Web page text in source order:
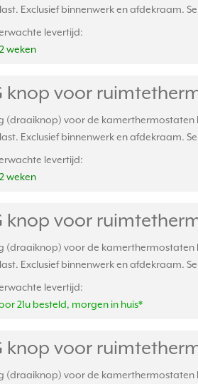
Exclusief binnenwerk en afdekraam.
levertijd:
weken
knop voor
(draaiknop) voor de kamerthermostaten
Exclusief binnenwerk en afdekraam.
levertijd:
weken
knop voor
(draaiknop) voor de kamerthermostaten
Exclusief binnenwerk en afdekraam.
levertijd:
21u besteld, morgen in huis*
knop voor
(draaiknop) voor de kamerthermostaten